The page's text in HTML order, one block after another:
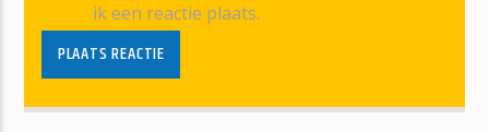
ik een reactie plaats.